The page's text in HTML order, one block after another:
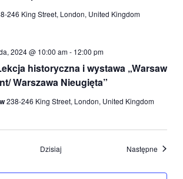
246 King Street, London, United Kingdom
historyczna i wystawa „Warsaw
Warszawa Nieugięta”
2024 @ 10:00 am- 12:00 pm
238-246 King Street, London, United Kingdom
Dzisiaj Następne